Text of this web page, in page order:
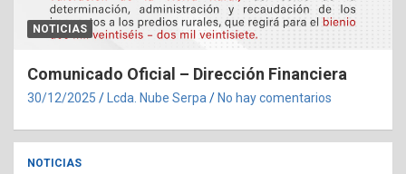
NOTICIAS
Comunicado Oficial – Dirección Financiera
30/12/2025 Lcda. Nube Serpa No hay comentarios
NOTICIAS